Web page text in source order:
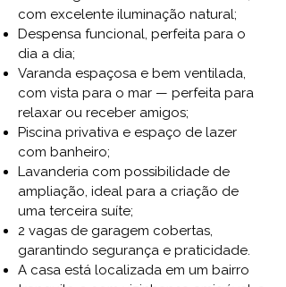
com excelente iluminação natural;
Despensa funcional, perfeita para o
dia a dia;
Varanda espaçosa e bem ventilada,
com vista para o mar — perfeita para
relaxar ou receber amigos;
Piscina privativa e espaço de lazer
com banheiro;
Lavanderia com possibilidade de
ampliação, ideal para a criação de
uma terceira suíte;
2 vagas de garagem cobertas,
garantindo segurança e praticidade.
A casa está localizada em um bairro